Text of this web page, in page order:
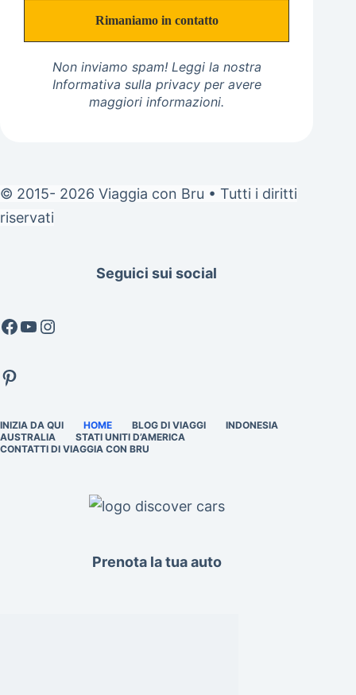
Non inviamo spam! Leggi la nostra
Informativa sulla privacyper avere
maggiori informazioni.
© 2015- 2026 Viaggia con Bru • Tutti i diritti
riservati
Seguici sui social
Facebook
YouTube
Instagram
Pinterest
INIZIA DA QUI HOME BLOG DI VIAGGI
INDONESIA
AUSTRALIA
STATI UNITI D’AMERICA
CONTATTI DI VIAGGIA CON BRU
Prenota la tua auto